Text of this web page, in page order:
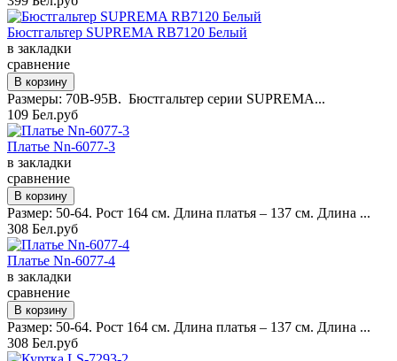
Бюстгальтер SUPREMA RB7120 Белый
в закладки
сравнение
Размеры: 70B-95B. Бюстгальтер серии SUPREMA...
109 Бел.руб
Платье Nn-6077-3
в закладки
сравнение
Размер: 50-64. Рост 164 см. Длина платья – 137 см. Длина ...
308 Бел.руб
Платье Nn-6077-4
в закладки
сравнение
Размер: 50-64. Рост 164 см. Длина платья – 137 см. Длина ...
308 Бел.руб